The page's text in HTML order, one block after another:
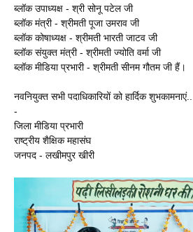
ब्लॉक उपाध्यक्ष - श्री सोनू पटेल जी
ब्लॉक मंत्री - श्रीमती पूजा उमराव जी
ब्लॉक कोषाध्यक्ष - श्रीमती भारती जाटव जी
ब्लॉक संयुक्त मंत्री - श्रीमती ज्योति वर्मा जी
ब्लॉक मीडिया प्रभारी - श्रीमती सीनम गौतम जी हैं।
नवनियुक्त सभी पदाधिकारियों को हार्दिक शुभकामनाएं....
-
जिला मीडिया प्रभारी
राष्ट्रीय शैक्षिक महासंघ
जनपद - लखीमपुर खीरी